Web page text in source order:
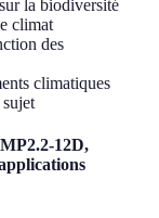
la biodiversité
climat
des
climatiques
12D,